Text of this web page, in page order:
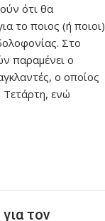
ότι θα
το ποιος (ή ποιοι)
Στο
παραμένει ο
ο οποίος
Τετάρτη, ενώ
τον